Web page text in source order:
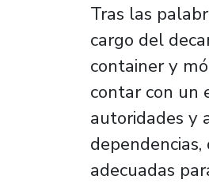
Tras las
cargo del
container y
contar con un
autoridades y
adecuadas